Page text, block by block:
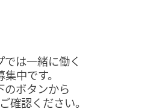
は一緒に働く
中です。
のボタンから
確認ください。